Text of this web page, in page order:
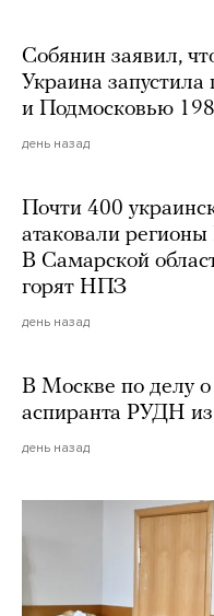
Собянин заявил,
Украина
и Подмосковью
день назад
Почти 400
атаковали
В Самарской
горят НПЗ
день назад
В Москве по делу
аспиранта РУДН
день назад